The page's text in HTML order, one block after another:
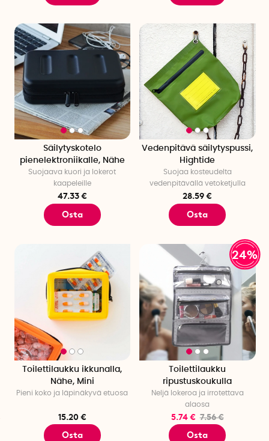
Säilytyskotelo
pienelektroniikalle, Nähe
Suojaava kuori ja lokerot
kaapeleille
47.33 €
Osta
Vedenpitävä säilytyspussi,
Hightide
Suojaa kosteudelta
vedenpitävällä vetoketjulla
28.59 €
Osta
Toilettilaukku ikkunalla,
Nähe, Mini
Pieni koko ja läpinäkyvä etuosa
15.20 €
Osta
24%
Toilettilaukku
ripustuskoukulla
Neljä lokeroa ja irrotettava
alaosa
5.74 € 7.56 €
Osta